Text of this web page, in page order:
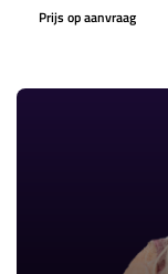
Prijs op aanvraag